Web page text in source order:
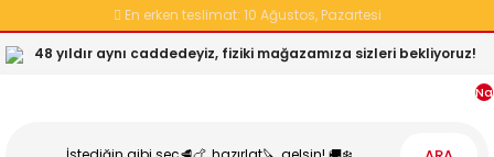
En erken teslimat: 10 Ağustos, Pazartesi
48 yıldır aynı caddedeyiz, fiziki mağazamıza sizleri bekliyoruz!